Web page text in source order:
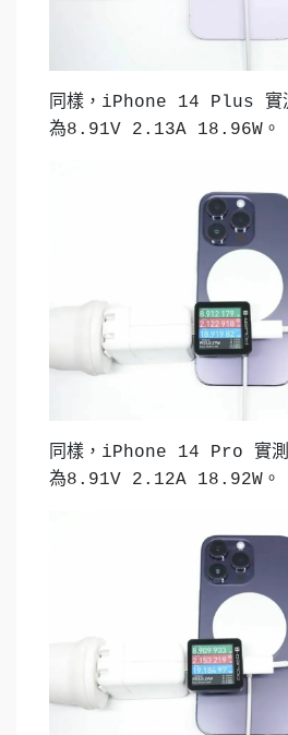
同樣，iPhone 14 Plus 實
為8.91V 2.13A 18.96W。
同樣，iPhone 14 Pro 實測
為8.91V 2.12A 18.92W。